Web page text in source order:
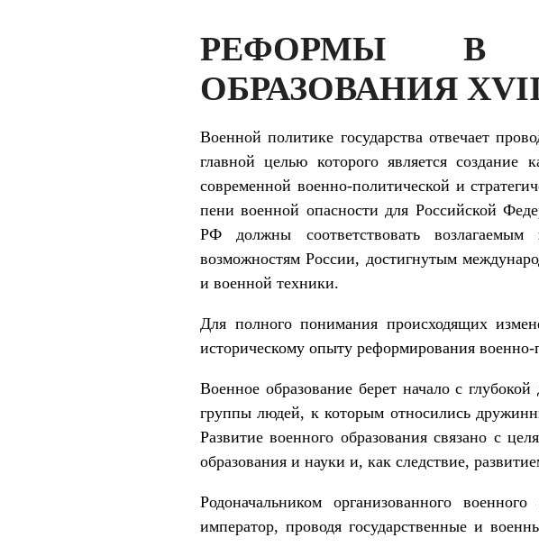
РЕФОРМЫ В
ОБРАЗОВАНИЯ
Военной политике государства отвечает
главной целью ко­торого является
современной военно-политической и
пени военной опасности для Российской
РФ должны соответство­вать
возможностям России, достигнутым
и военной техники.
Для полного понимания происходящих
историческому опыту реформирования
Военное образование берет начало с
группы лю­дей, к которым относились
Развитие военного образования связано с
образования и науки и, как следствие,
Родоначальником организованного
император, проводя государственные и